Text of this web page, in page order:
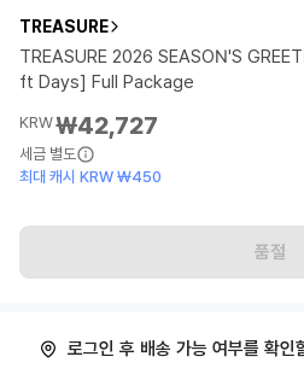
TREASURE
TREASURE 2026 SEASON'S
ft Days] Full Package
KRW₩42,727
세금 별도
최대 캐시 KRW ₩450
품절
로그인 후 배송 가능 여부를 확인